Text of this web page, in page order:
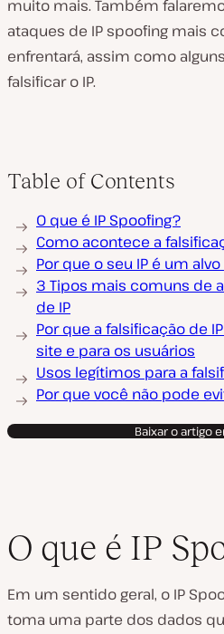
muito mais. Também
ataques de IP spoofing mais
enfrentará, assim como
falsificar o IP.
Table of Contents
O que é IP Spoofing?
Como acontece a
Por que o seu IP é um
3 Tipos mais comuns de
de IP
Por que a falsificação de
site e para os usuários
Usos legítimos para a
Por que você não pode
Baixar o artigo
O que é IP
Em um sentido geral, o IP
toma uma parte dos dados